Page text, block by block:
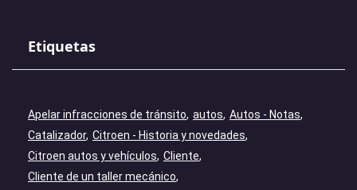
Etiquetas
Apelar infracciones de tránsito autos Autos - Notas
Catalizador Citroen - Historia y novedades
Citroen autos y vehículos Cliente
Cliente de un taller mecánico